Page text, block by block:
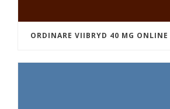
ORDINARE VIIBRYD 40 MG ONLINE